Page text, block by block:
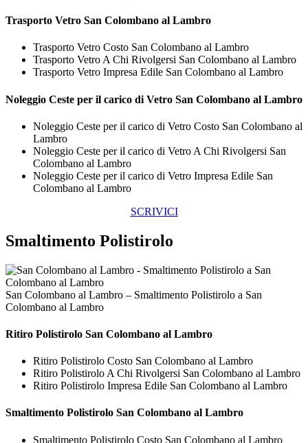
Trasporto Vetro San Colombano al Lambro
Trasporto Vetro Costo San Colombano al Lambro
Trasporto Vetro A Chi Rivolgersi San Colombano al Lambro
Trasporto Vetro Impresa Edile San Colombano al Lambro
Noleggio Ceste per il carico di Vetro San Colombano al Lambro
Noleggio Ceste per il carico di Vetro Costo San Colombano al
Lambro
Noleggio Ceste per il carico di Vetro A Chi Rivolgersi San
Colombano al Lambro
Noleggio Ceste per il carico di Vetro Impresa Edile San
Colombano al Lambro
SCRIVICI
Smaltimento Polistirolo
San Colombano al Lambro – Smaltimento Polistirolo a San
Colombano al Lambro
Ritiro Polistirolo San Colombano al Lambro
Ritiro Polistirolo Costo San Colombano al Lambro
Ritiro Polistirolo A Chi Rivolgersi San Colombano al Lambro
Ritiro Polistirolo Impresa Edile San Colombano al Lambro
Smaltimento Polistirolo San Colombano al Lambro
Smaltimento Polistirolo Costo San Colombano al Lambro